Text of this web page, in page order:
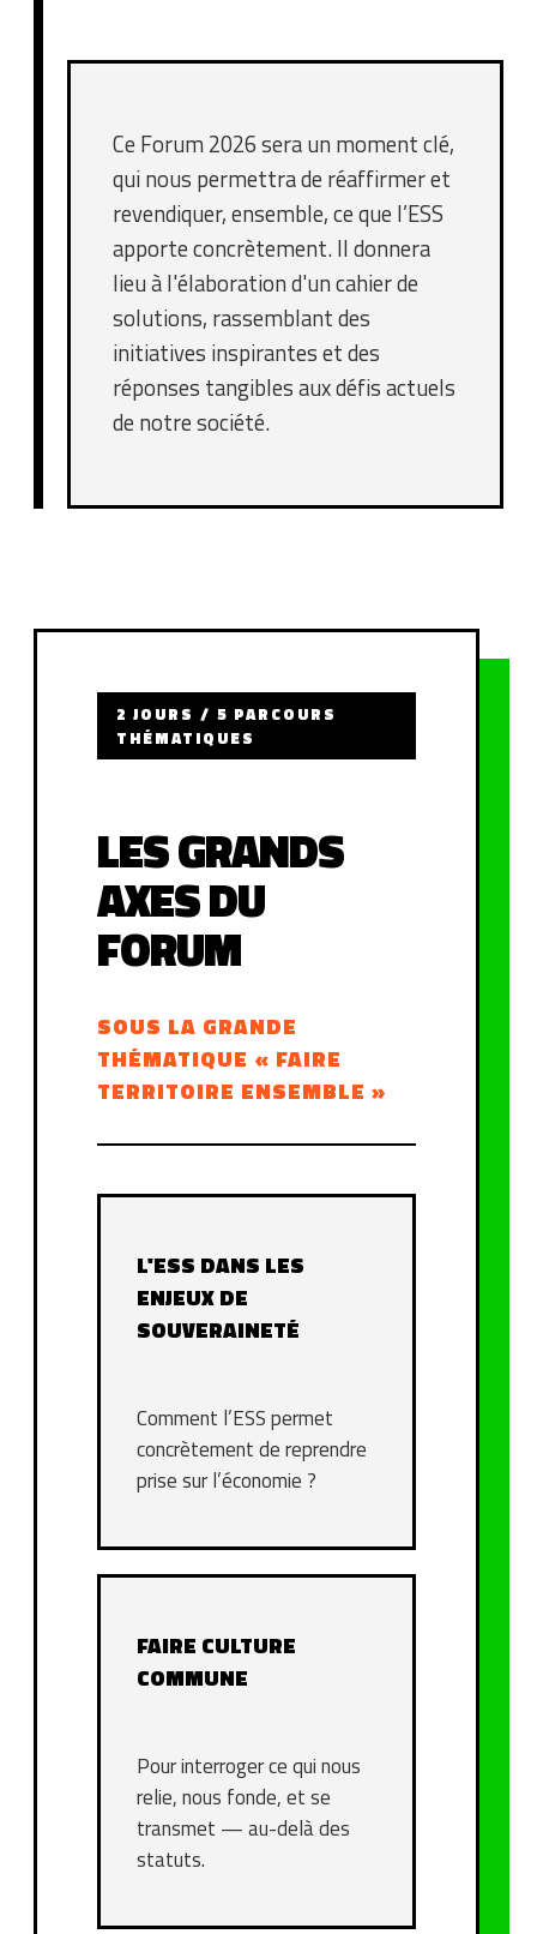
Ce Forum 2026 sera un moment clé,
qui nous permettra de réaffirmer et
revendiquer, ensemble, ce que l’ESS
apporte concrètement. Il donnera
lieu à l'élaboration d'un cahier de
solutions, rassemblant des
initiatives inspirantes et des
réponses tangibles aux défis actuels
de notre société.
2 JOURS / 5 PARCOURS
THÉMATIQUES
LES GRANDS
AXES DU
FORUM
SOUS LA GRANDE
THÉMATIQUE « FAIRE
TERRITOIRE ENSEMBLE »
L'ESS DANS LES
ENJEUX DE
SOUVERAINETÉ
Comment l’ESS permet
concrètement de reprendre
prise sur l’économie ?
FAIRE CULTURE
COMMUNE
Pour interroger ce qui nous
relie, nous fonde, et se
transmet — au-delà des
statuts.